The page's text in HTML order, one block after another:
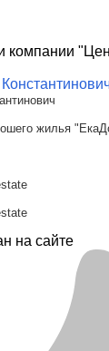
компании
жилья